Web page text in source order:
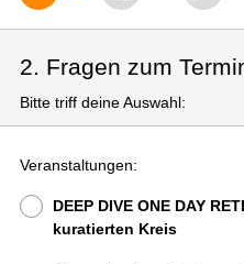
2. Fragen zum
Bitte triff deine Auswahl:
Veranstaltungen:
DEEP DIVE ONE DAY
kuratierten Kreis